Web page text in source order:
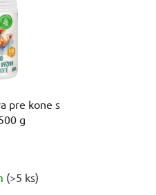
pre kone s
g
(>5 ks)